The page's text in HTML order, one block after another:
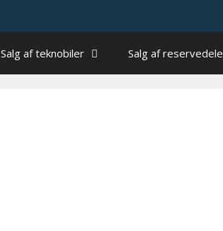
Salg af teknobiler Salg af reservedele